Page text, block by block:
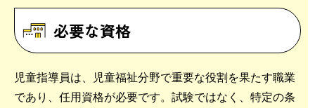
必要な資格
児童指導員は、児童福祉分野で重要な役割を果たす職業
であり、任用資格が必要です。試験ではなく、特定の条